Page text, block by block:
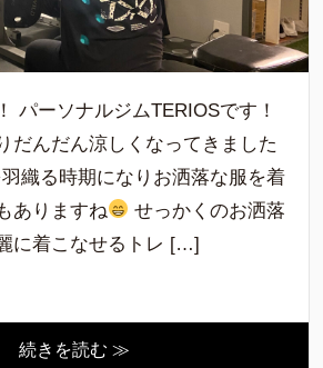
パーソナルジムTERIOSです！
だんだん涼しくなってきました
織る時期になりお洒落な服を着
ありますね
せっかくのお洒落
に着こなせるトレ […]
続きを読む ≫